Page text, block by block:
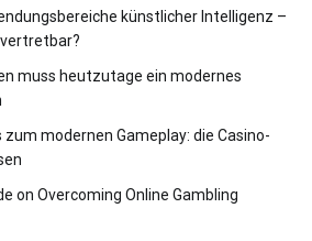
künstlicher Intelligenz –
muss heutzutage ein modernes
modernen Gameplay: die Casino-
on Overcoming Online Gambling